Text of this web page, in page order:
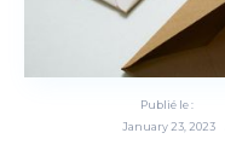
Publié le :
January 23, 2023